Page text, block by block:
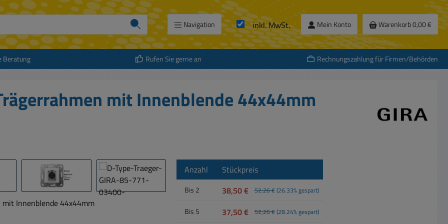
Navigation inkl. MwSt. Mein Konto Warenkorb0,00 €
Beratung Rufen Sie gerne an Rechnungszahlung für Firmen/Behörden
mit Innenblende 44x44mm
Anzahl Stückpreis
Bis 2 38,50 € 52,26 €(26.33% gespart)
Bis 5 37,50 € 52,26 €(28.24% gespart)